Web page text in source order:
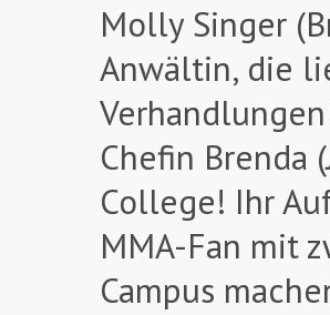
Molly Singer
Anwältin, die
Chefin Brenda
College! Ihr
MMA-Fan mit
Campus